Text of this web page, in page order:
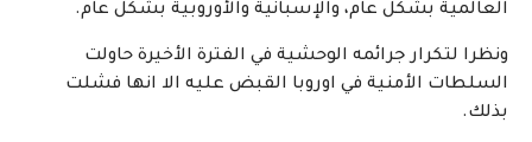
العالمية بشكل عام، والإسبانية والأوروبية بشكل عام.
ونظرا لتكرار جرائمه الوحشية في الفترة الأخيرة حاولت
السلطات الأمنية في اوروبا القبض عليه الا انها فشلت
بذلك.